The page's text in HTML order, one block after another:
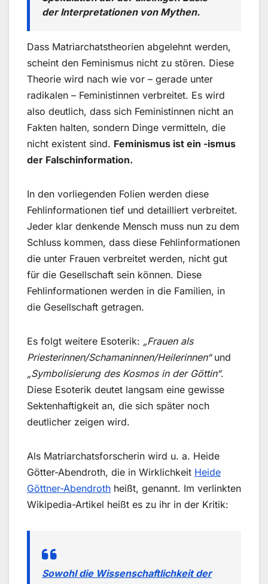
der Interpretationen von Mythen.
Dass Matriarchatstheorien abgelehnt werden,
scheint den Feminismus nicht zu stören. Diese
Theorie wird nach wie vor – gerade unter
radikalen – Feministinnen verbreitet. Es wird
also deutlich, dass sich Feministinnen nicht an
Fakten halten, sondern Dinge vermitteln, die
nicht existent sind. Feminismus ist ein -ismus
der Falschinformation.
In den vorliegenden Folien werden diese
Fehlinformationen tief und detailliert verbreitet.
Jeder klar denkende Mensch muss nun zu dem
Schluss kommen, dass diese Fehlinformationen
die unter Frauen verbreitet werden, nicht gut
für die Gesellschaft sein können. Diese
Fehlinformationen werden in die Familien, in
die Gesellschaft getragen.
Es folgt weitere Esoterik: „Frauen als
Priesterinnen/Schamaninnen/Heilerinnen“und
„Symbolisierung des Kosmos in der Göttin“.
Diese Esoterik deutet langsam eine gewisse
Sektenhaftigkeit an, die sich später noch
deutlicher zeigen wird.
Als Matriarchatsforscherin wird u. a. Heide
Götter-Abendroth, die in Wirklichkeit Heide
Göttner-Abendroth heißt, genannt. Im verlinkten
Wikipedia-Artikel heißt es zu ihr in der Kritik:
Sowohl die Wissenschaftlichkeit der